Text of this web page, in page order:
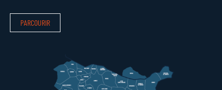
PARCOURIR